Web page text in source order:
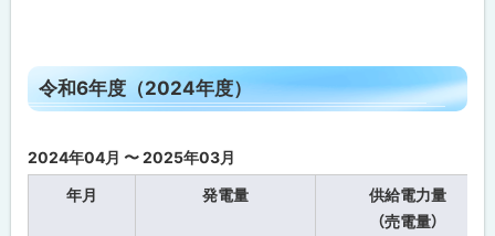
ト
ッ
に
令和6年度（2024年度）
2024年04月 〜 2025年03月
年月 発電量
供給電力量
（売電量）